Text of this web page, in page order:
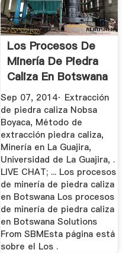
Los Procesos De
Minería De Piedra
Caliza En Botswana
Sep 07, 2014· Extracción
de piedra caliza Nobsa
Boyaca, Método de
extracción piedra caliza,
Minería en La Guajira,
Universidad de La Guajira, .
LIVE CHAT; ... Los procesos
de minería de piedra caliza
en Botswana Los procesos
de minería de piedra caliza
en Botswana Solutions
From SBMEsta página está
sobre el Los .